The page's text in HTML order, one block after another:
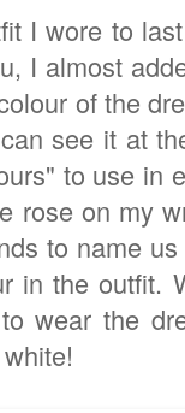
I wore to
I almost
of the
see it at
to use in
rose on my
to name
in the outfit.
wear the